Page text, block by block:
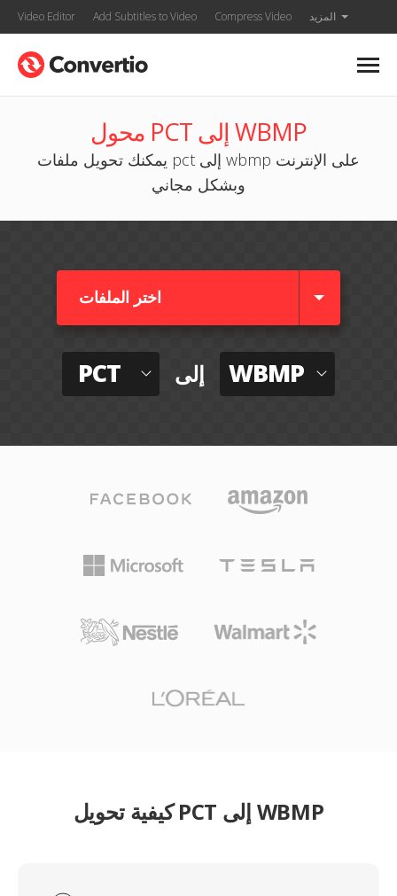
Video Editor Add Subtitles to Video Compress Video المزيد
محول PCT إلى WBMP
يمكنك تحويل ملفات pct إلى wbmp على الإنترنت
وبشكل مجاني
اختر الملفات
PCT إلى WBMP
كيفية تحويل PCT إلى WBMP